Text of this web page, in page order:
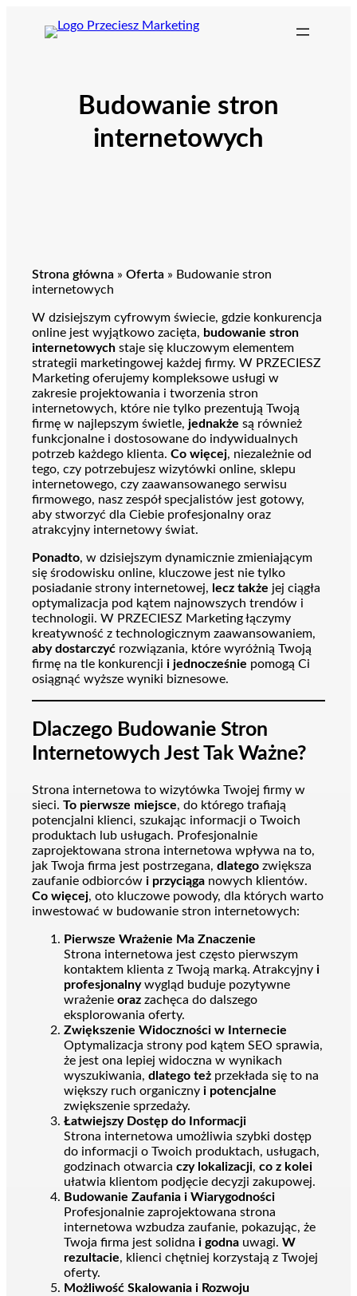
Budowanie stron
internetowych
Strona główna » Oferta » Budowanie stron
internetowych
W dzisiejszym cyfrowym świecie, gdzie konkurencja
online jest wyjątkowo zacięta, budowanie stron
internetowych staje się kluczowym elementem
strategii marketingowej każdej firmy. W PRZECIESZ
Marketing oferujemy kompleksowe usługi w
zakresie projektowania i tworzenia stron
internetowych, które nie tylko prezentują Twoją
firmę w najlepszym świetle, jednakże są również
funkcjonalne i dostosowane do indywidualnych
potrzeb każdego klienta. Co więcej, niezależnie od
tego, czy potrzebujesz wizytówki online, sklepu
internetowego, czy zaawansowanego serwisu
firmowego, nasz zespół specjalistów jest gotowy,
aby stworzyć dla Ciebie profesjonalny oraz
atrakcyjny internetowy świat.
Ponadto, w dzisiejszym dynamicznie zmieniającym
się środowisku online, kluczowe jest nie tylko
posiadanie strony internetowej, lecz także jej ciągła
optymalizacja pod kątem najnowszych trendów i
technologii. W PRZECIESZ Marketing łączymy
kreatywność z technologicznym zaawansowaniem,
aby dostarczyć rozwiązania, które wyróżnią Twoją
firmę na tle konkurencji i jednocześnie pomogą Ci
osiągnąć wyższe wyniki biznesowe.
Dlaczego Budowanie Stron
Internetowych Jest Tak Ważne?
Strona internetowa to wizytówka Twojej firmy w
sieci. To pierwsze miejsce, do którego trafiają
potencjalni klienci, szukając informacji o Twoich
produktach lub usługach. Profesjonalnie
zaprojektowana strona internetowa wpływa na to,
jak Twoja firma jest postrzegana, dlatego zwiększa
zaufanie odbiorców i przyciąga nowych klientów.
Co więcej, oto kluczowe powody, dla których warto
inwestować w budowanie stron internetowych:
Pierwsze Wrażenie Ma Znaczenie
Strona internetowa jest często pierwszym
kontaktem klienta z Twoją marką. Atrakcyjny i
profesjonalnywygląd buduje pozytywne
wrażenie oraz zachęca do dalszego
eksplorowania oferty.
Zwiększenie Widoczności w Internecie
Optymalizacja strony pod kątem SEO sprawia,
że jest ona lepiej widoczna w wynikach
wyszukiwania, dlatego też przekłada się to na
większy ruch organiczny i potencjalne
zwiększenie sprzedaży.
Łatwiejszy Dostęp do Informacji
Strona internetowa umożliwia szybki dostęp
do informacji o Twoich produktach, usługach,
godzinach otwarcia czy lokalizacji, co z kolei
ułatwia klientom podjęcie decyzji zakupowej.
Budowanie Zaufania i Wiarygodności
Profesjonalnie zaprojektowana strona
internetowa wzbudza zaufanie, pokazując, że
Twoja firma jest solidna i godna uwagi. W
rezultacie, klienci chętniej korzystają z Twojej
oferty.
Możliwość Skalowania i Rozwoju